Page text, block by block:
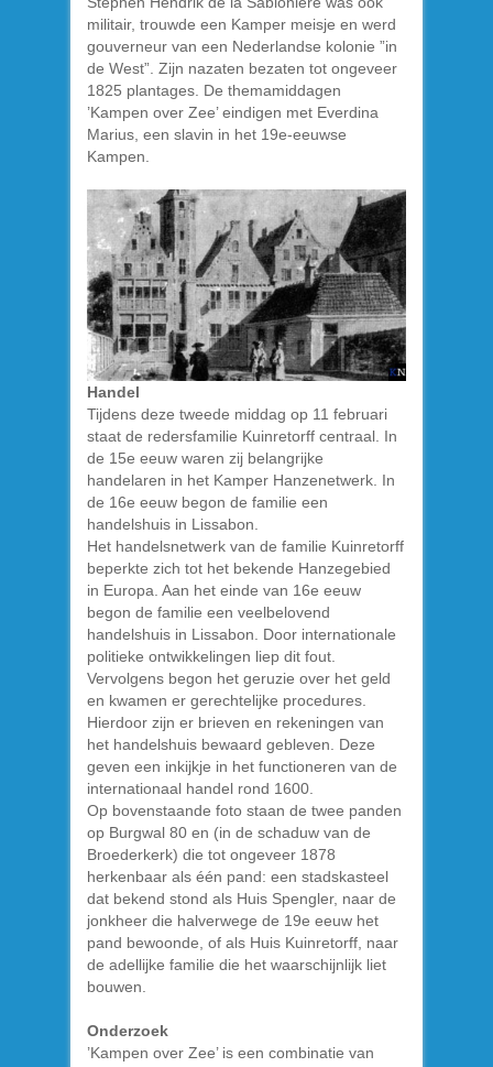
militair, trouwde een Kamper meisje en werd
gouverneur van een Nederlandse kolonie ”in
de West”. Zijn nazaten bezaten tot ongeveer
1825 plantages. De themamiddagen
’Kampen over Zee’ eindigen met Everdina
Marius, een slavin in het 19e-eeuwse
Kampen.
Handel
Tijdens deze tweede middag op 11 februari
staat de redersfamilie Kuinretorff centraal. In
de 15e eeuw waren zij belangrijke
handelaren in het Kamper Hanzenetwerk. In
de 16e eeuw begon de familie een
handelshuis in Lissabon.
Het handelsnetwerk van de familie Kuinretorff
beperkte zich tot het bekende Hanzegebied
in Europa. Aan het einde van 16e eeuw
begon de familie een veelbelovend
handelshuis in Lissabon. Door internationale
politieke ontwikkelingen liep dit fout.
Vervolgens begon het geruzie over het geld
en kwamen er gerechtelijke procedures.
Hierdoor zijn er brieven en rekeningen van
het handelshuis bewaard gebleven. Deze
geven een inkijkje in het functioneren van de
internationaal handel rond 1600.
Op bovenstaande foto staan de twee panden
op Burgwal 80 en (in de schaduw van de
Broederkerk) die tot ongeveer 1878
herkenbaar als één pand: een stadskasteel
dat bekend stond als Huis Spengler, naar de
jonkheer die halverwege de 19e eeuw het
pand bewoonde, of als Huis Kuinretorff, naar
de adellijke familie die het waarschijnlijk liet
bouwen.
Onderzoek
’Kampen over Zee’ is een combinatie van